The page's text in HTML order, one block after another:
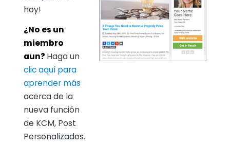
hoy!
¿No es un
miembro
aun? Haga un
clic aquí para
aprender más
acerca de la
nueva función
de KCM, Post
Personalizados.